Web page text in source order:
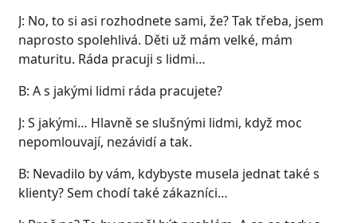
J: No, to si asi rozhodnete sami, že? Tak třeba, jsem
naprosto spolehlivá. Děti už mám velké, mám
maturitu. Ráda pracuji s lidmi…
B: A s jakými lidmi ráda pracujete?
J: S jakými… Hlavně se slušnými lidmi, když moc
nepomlouvají, nezávidí a tak.
B: Nevadilo by vám, kdybyste musela jednat také s
klienty? Sem chodí také zákazníci…